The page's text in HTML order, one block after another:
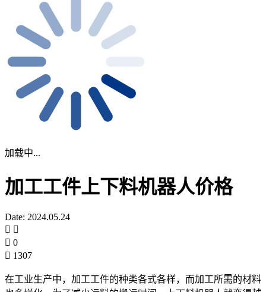
加载中...
加工工件上下料机器人价格
Date: 2024.05.24
0
1307
在工业生产中，加工工件的种类各式各样，而加工所需的材料